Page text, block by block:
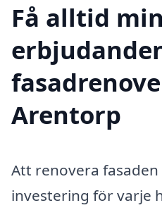
Få alltid
Arentorp
Att renovera
investering för varje